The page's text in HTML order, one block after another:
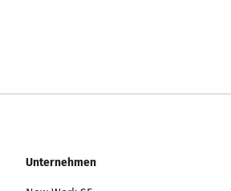
Unternehmen